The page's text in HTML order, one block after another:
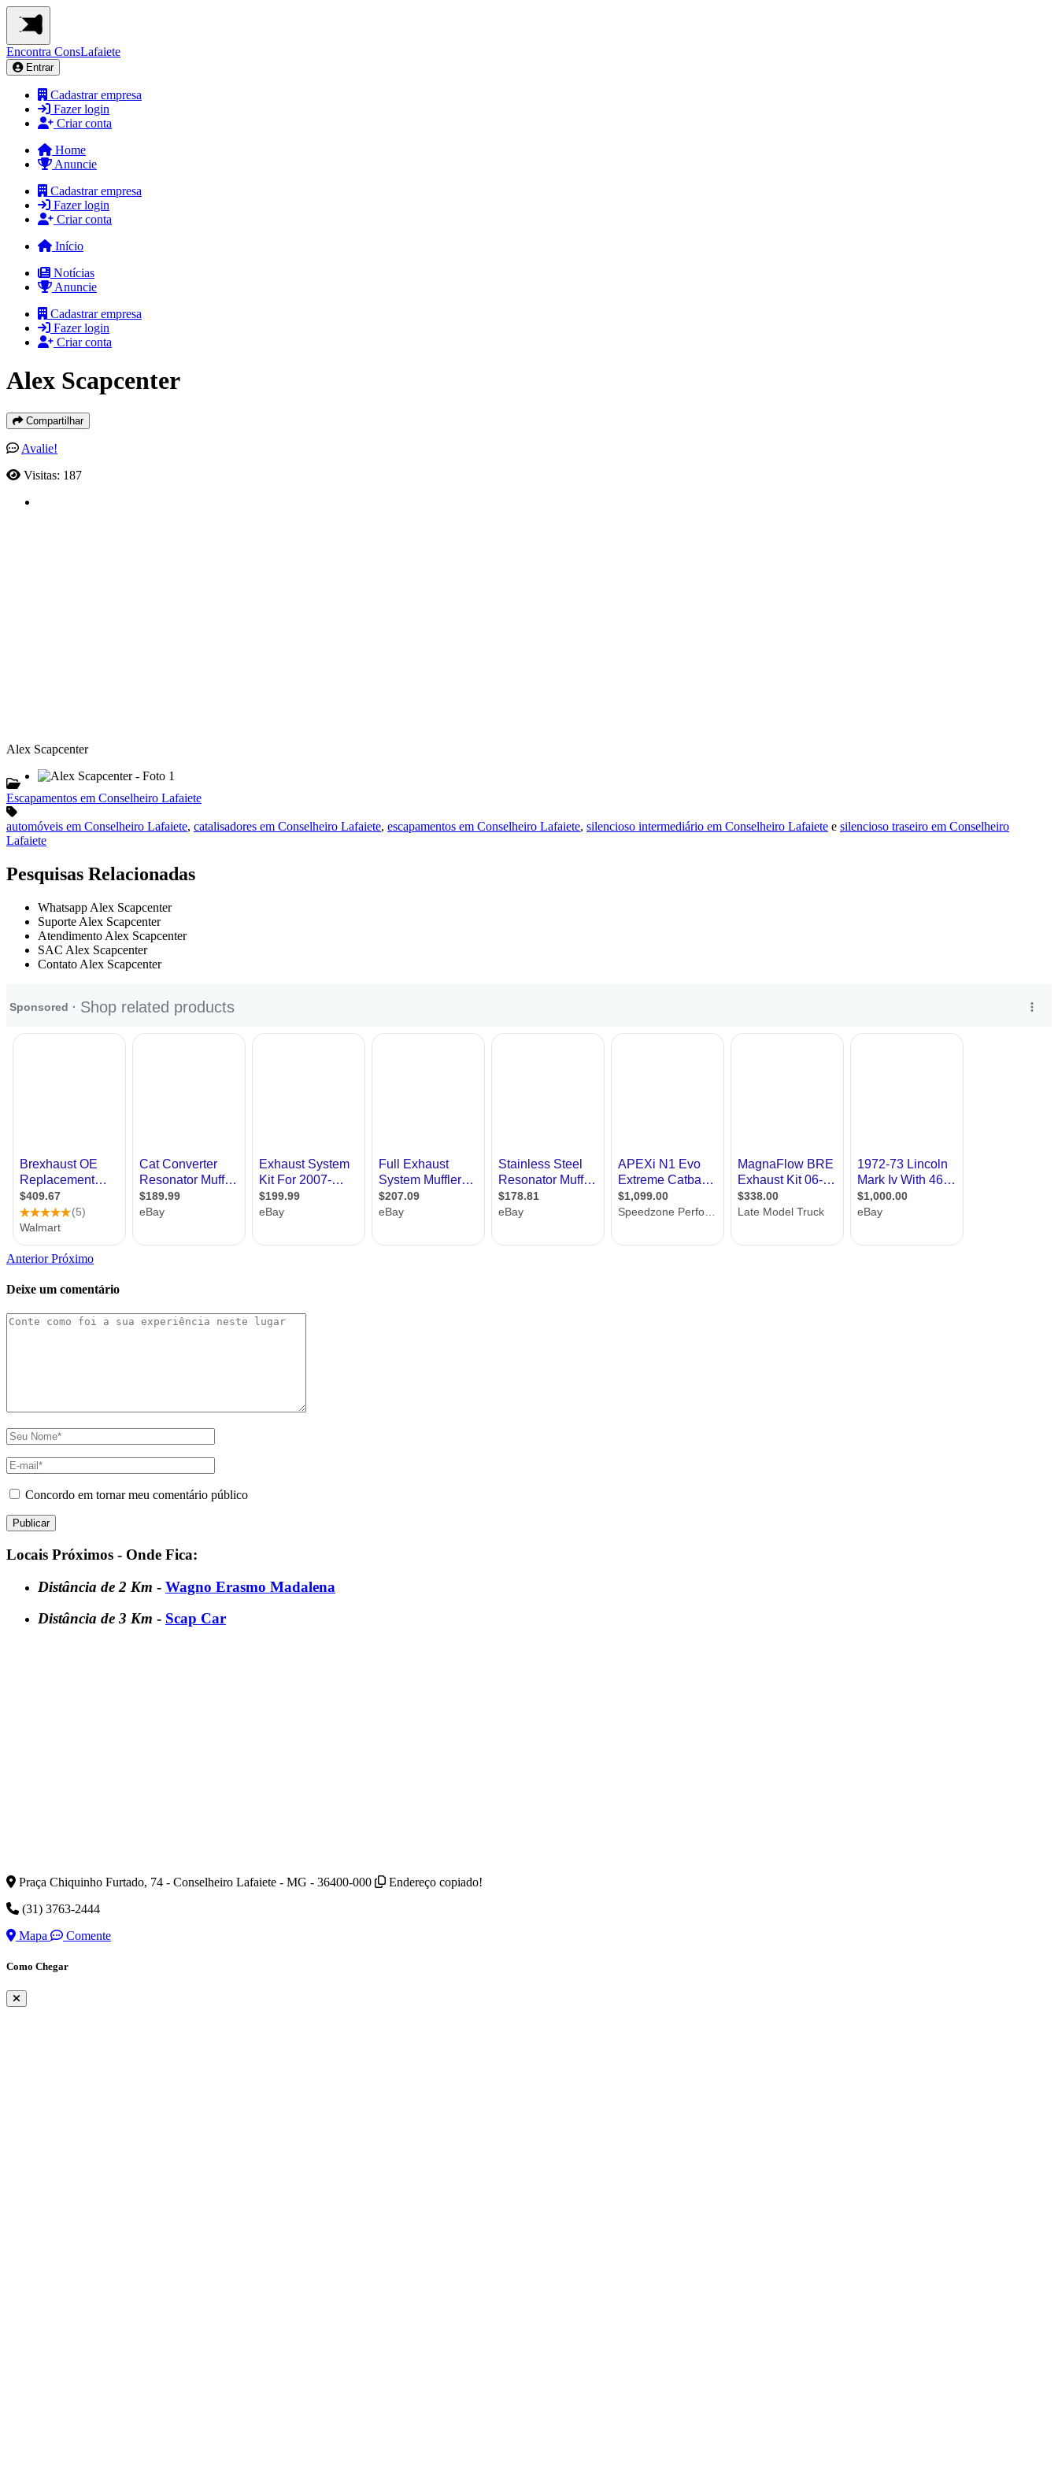
Encontra ConsLafaiete
Entrar
Cadastrar empresa
Fazer login
Criar conta
Home
Anuncie
Cadastrar empresa
Fazer login
Criar conta
Início
Notícias
Anuncie
Cadastrar empresa
Fazer login
Criar conta
Alex Scapcenter
Compartilhar
Avalie!
Visitas: 187
Alex Scapcenter
Escapamentos em Conselheiro Lafaiete
automóveis em Conselheiro Lafaiete, catalisadores em Conselheiro Lafaiete, escapamentos em Conselheiro Lafaiete, silencioso intermediário em Conselheiro Lafaiete e silencioso traseiro em Conselheiro
Lafaiete
Pesquisas Relacionadas
Whatsapp Alex Scapcenter
Suporte Alex Scapcenter
Atendimento Alex Scapcenter
SAC Alex Scapcenter
Contato Alex Scapcenter
AnteriorPróximo
Deixe um comentário
Concordo em tornar meu comentário público
Locais Próximos - Onde Fica:
Distância de 2 Km - Wagno Erasmo Madalena
Distância de 3 Km - Scap Car
Praça Chiquinho Furtado, 74 - Conselheiro Lafaiete - MG - 36400-000
Endereço copiado!
(31) 3763-2444
Mapa
Comente
Como Chegar